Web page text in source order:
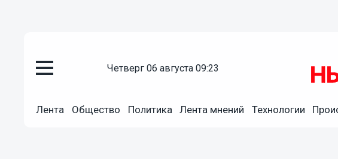
четверг 06 августа 09:23
Лента Общество Политика Лента мнений Технологии
59-летняя женщина погибла на пожаре